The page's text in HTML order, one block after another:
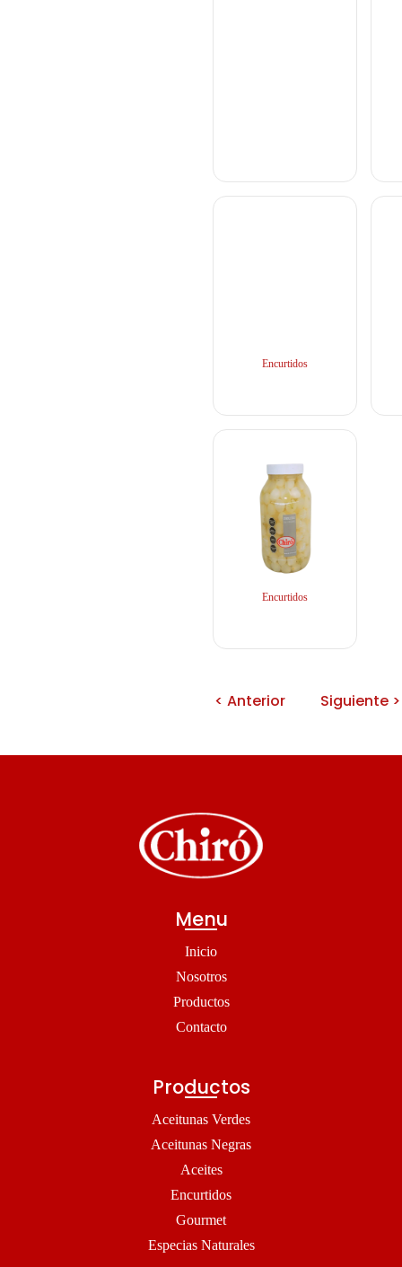
Encurtidos
Encurtidos
< Anterior Siguiente >
Menu
Inicio
Nosotros
Productos
Contacto
Productos
Aceitunas Verdes
Aceitunas Negras
Aceites
Encurtidos
Gourmet
Especias Naturales